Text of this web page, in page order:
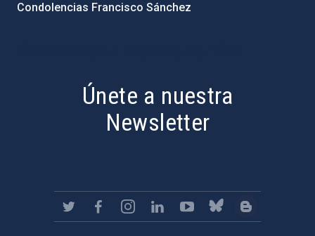
Condolencias Francisco Sánchez
Únete a nuestra
Newsletter